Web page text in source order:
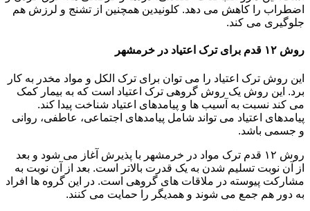
اضطراب را کاهش می دهد. کلونیدین همچنین از تشنج و لرزش هم
جلوگیری می کند.
روش ۱۲ قدم برای ترک اعتیاد در خرمشهر
این روش ترک اعتیاد را می توان برای ترک الکل و مواد مخدر به کار
برد. این روش یک روش گروهی ترک اعتیاد است که به بیمار کمک
می کند نسبت به آسیب ها و پیامدهای اعتیاد شناخت پیدا کند.
پیامدهای اعتیاد می تواند شامل پیامدهای اجتماعی، عاطفی، روانی
و جسمی باشد.
روش ۱۲ قدم ترک مواد در خرمشهر با پذیرش آغاز می شود و بعد
از آن نوبت تسلیم شدن به یک قدرت بالاتر است. بعد از آن نوبت به
مشارکت پیوسته در ملاقات های گروهی است. در این گروه ها افراد
به دور هم جمع می شوند و همدیگر را حمایت می کنند.